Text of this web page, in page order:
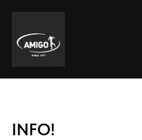
INFO!